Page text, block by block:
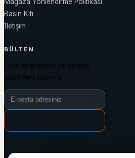
Basın Kiti
İletişim
BÜLTEN
Fiyat düşüşlerini ve gerçek
indirimleri kaçırma.
Bülten e-posta adresiniz